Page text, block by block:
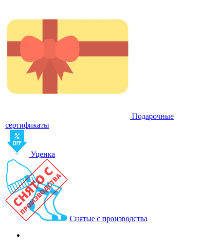
Подарочные
сертификаты
Уценка
Снятые с производства